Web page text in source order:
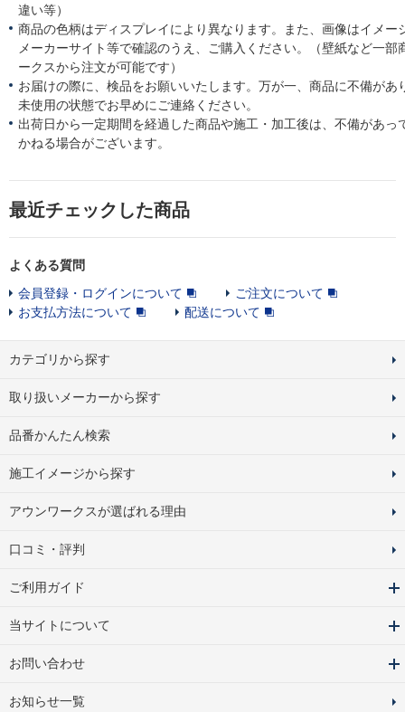
違い等）
商品の色柄はディスプレイにより異なります。また、画像はイメー
メーカーサイト等で確認のうえ、ご購入ください。（壁紙など一部
ークスから注文が可能です）
お届けの際に、検品をお願いいたします。万が一、商品に不備があ
未使用の状態でお早めにご連絡ください。
出荷日から一定期間を経過した商品や施工・加工後は、不備があっ
かねる場合がございます。
最近チェックした商品
よくある質問
会員登録・ログインについて
ご注文について
お支払方法について
配送について
カテゴリから探す
取り扱いメーカーから探す
品番かんたん検索
施工イメージから探す
アウンワークスが選ばれる理由
口コミ・評判
ご利用ガイド
当サイトについて
お問い合わせ
お知らせ一覧